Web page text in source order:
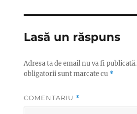
Lasă un răspuns
Adresa ta de email nu va fi publicată.
obligatorii sunt marcate cu *
COMENTARIU *